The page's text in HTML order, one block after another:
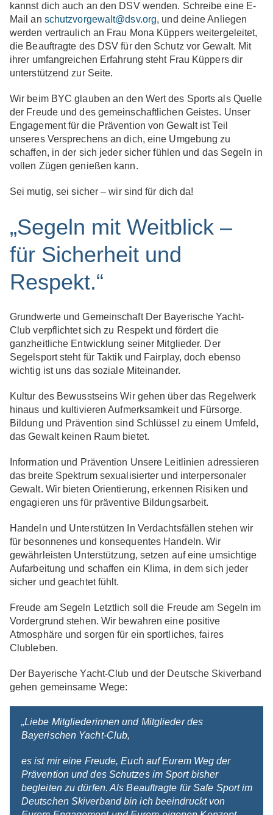
kannst dich auch an den DSV wenden. Schreibe eine E-
Mail an schutzvorgewalt@dsv.org, und deine Anliegen
werden vertraulich an Frau Mona Küppers weitergeleitet,
die Beauftragte des DSV für den Schutz vor Gewalt. Mit
ihrer umfangreichen Erfahrung steht Frau Küppers dir
unterstützend zur Seite.
Wir beim BYC glauben an den Wert des Sports als Quelle
der Freude und des gemeinschaftlichen Geistes. Unser
Engagement für die Prävention von Gewalt ist Teil
unseres Versprechens an dich, eine Umgebung zu
schaffen, in der sich jeder sicher fühlen und das Segeln in
vollen Zügen genießen kann.
Sei mutig, sei sicher – wir sind für dich da!
„Segeln mit Weitblick –
für Sicherheit und
Respekt.“
Grundwerte und GemeinschaftDer Bayerische Yacht-
Club verpflichtet sich zu Respekt und fördert die
ganzheitliche Entwicklung seiner Mitglieder. Der
Segelsport steht für Taktik und Fairplay, doch ebenso
wichtig ist uns das soziale Miteinander.
Kultur des Bewusstseins Wir gehen über das Regelwerk
hinaus und kultivieren Aufmerksamkeit und Fürsorge.
Bildung und Prävention sind Schlüssel zu einem Umfeld,
das Gewalt keinen Raum bietet.
Information und Prävention Unsere Leitlinien adressieren
das breite Spektrum sexualisierter und interpersonaler
Gewalt. Wir bieten Orientierung, erkennen Risiken und
engagieren uns für präventive Bildungsarbeit.
Handeln und Unterstützen In Verdachtsfällen stehen wir
für besonnenes und konsequentes Handeln. Wir
gewährleisten Unterstützung, setzen auf eine umsichtige
Aufarbeitung und schaffen ein Klima, in dem sich jeder
sicher und geachtet fühlt.
Freude am Segeln Letztlich soll die Freude am Segeln im
Vordergrund stehen. Wir bewahren eine positive
Atmosphäre und sorgen für ein sportliches, faires
Clubleben.
Der Bayerische Yacht-Club und der Deutsche Skiverband
gehen gemeinsame Wege:
„Liebe Mitgliederinnen und Mitglieder des
Bayerischen Yacht-Club,
es ist mir eine Freude, Euch auf Eurem Weg der
Prävention und des Schutzes im Sport bisher
begleiten zu dürfen. Als Beauftragte für Safe Sport im
Deutschen Skiverband bin ich beeindruckt von